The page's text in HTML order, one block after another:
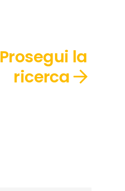
Prosegui la
ricerca